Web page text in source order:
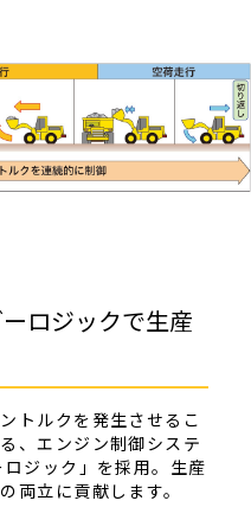
ロジックで生産
トルクを発生させるこ
、エンジン制御システ
ジック」を採用。生産
両立に貢献します。